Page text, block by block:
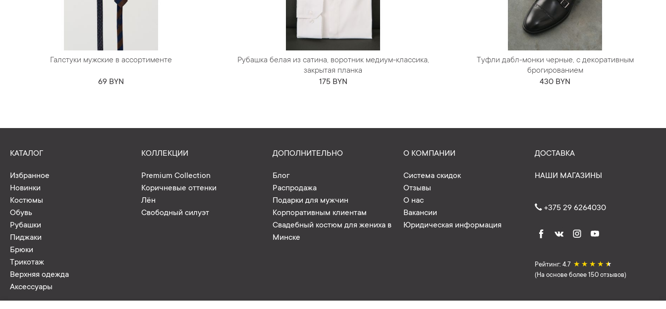
Галстуки мужские в ассортименте
69 BYN
Рубашка белая из сатина, воротник медиум-классика,
закрытая планка
175 BYN
Туфли дабл-монки черные, с декоративным
брогированием
430 BYN
КАТАЛОГ
Избранное
Новинки
Костюмы
Обувь
Рубашки
Пиджаки
Брюки
Трикотаж
Верхняя одежда
Аксессуары
КОЛЛЕКЦИИ
Premium Collection
Коричневые оттенки
Лён
Свободный силуэт
ДОПОЛНИТЕЛЬНО
Блог
Распродажа
Подарки для мужчин
Корпоративным клиентам
Свадебный костюм для жениха в
Минске
О КОМПАНИИ
Система скидок
Отзывы
О нас
Вакансии
Юридическая информация
ДОСТАВКА
НАШИ МАГАЗИНЫ
+375 29 6264030
Рейтинг: 4.7 ★ ★ ★ ★ ★
(На основе более 150 отзывов)